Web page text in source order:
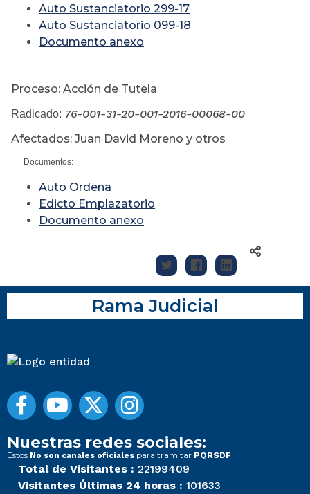
Auto Sustanciatorio 299-17
Auto Sustanciatorio 099-18
Documento anexo
Proceso: Acción de Tutela
Radicado: 76-001-31-20-001-2016-00068-00
Afectados: Juan David Moreno y otros
Documentos:
Auto Ordena
Edicto Emplazatorio
Documento anexo
Rama Judicial
Nuestras redes sociales:
Estos No son canales oficiales para tramitar PQRSDF
Total de Visitantes : 22199409
Visitantes Últimas 24 horas : 101633